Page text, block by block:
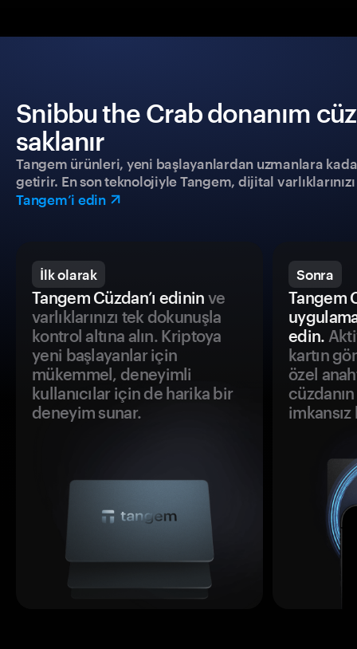
Snibbu the Crab donanım
saklanır
Tangem ürünleri, yeni başlayanlardan uzmanlara
getirir. En son teknolojiyle Tangem, dijital
Tangem’i edin
İlk olarak
Tangem Cüzdan’ı edinin ve
varlıklarınızı tek dokunuşla
kontrol altına alın. Kriptoya
yeni başlayanlar için
mükemmel, deneyimli
kullanıcılar için de harika bir
deneyim sunar.
Sonra
Tangem
edin.
kartın
özel